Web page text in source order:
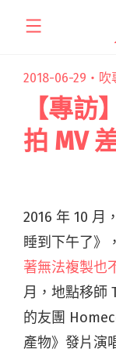
2018-06-29・ 吹
【專訪
拍 MV
2016 年 10 月
睡到下午了》
著無法複製也
月，地點移師
的友團
產物》發片演